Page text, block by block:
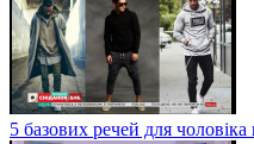
5 базових речей для чоловіка